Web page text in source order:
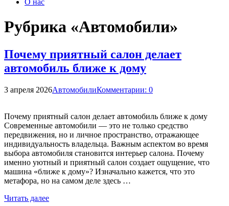
О нас
Рубрика «Автомобили»
Почему приятный салон делает
автомобиль ближе к дому
3 апреля 2026АвтомобилиКомментарии: 0
Почему приятный салон делает автомобиль ближе к дому
Современные автомобили — это не только средство
передвижения, но и личное пространство, отражающее
индивидуальность владельца. Важным аспектом во время
выбора автомобиля становится интерьер салона. Почему
именно уютный и приятный салон создает ощущение, что
машина «ближе к дому»? Изначально кажется, что это
метафора, но на самом деле здесь …
Читать далее